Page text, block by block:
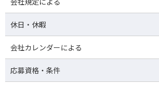
休日・休暇
会社カレンダーによる
応募資格・条件